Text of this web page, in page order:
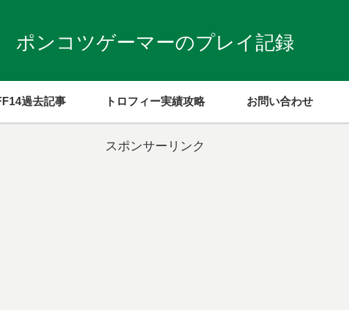
ポンコツゲーマーのプレイ記録
過去記事 トロフィー実績攻略 お問い合わせ
スポンサーリンク